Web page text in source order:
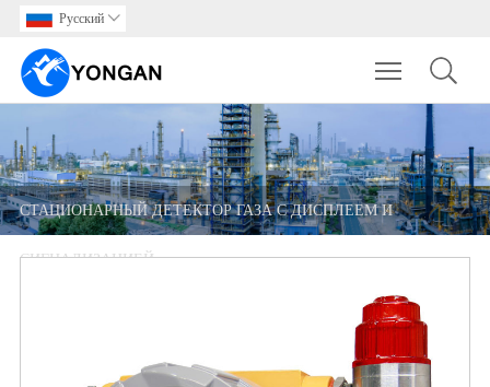
Pусский 
Toggle
СТАЦИОНАРНЫЙ ДЕТЕКТОР ГАЗА С ДИСПЛЕЕМ И
СИГНАЛИЗАЦИЕЙ